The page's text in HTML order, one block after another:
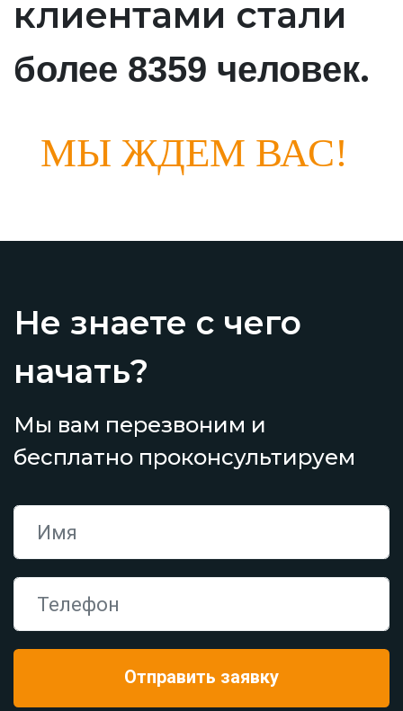
клиентами стали
более 8359 человек.
МЫ ЖДЕМ ВАС!
Не знаете с чего
начать?
Мы вам перезвоним и
бесплатно проконсультируем